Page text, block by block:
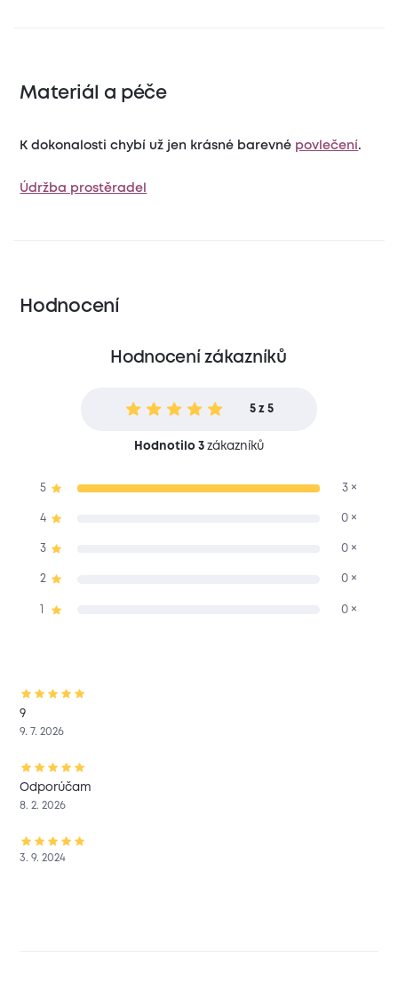
Materiál a péče
K dokonalosti chybí už jen krásné barevné povlečení .
Údržba prostěradel
Hodnocení
Hodnocení zákazníků
5 z 5
Hodnotilo 3zákazníků
5 3 ×
4 0 ×
3 0 ×
2 0 ×
0 ×
9
9. 7. 2026
Odporúčam
8. 2. 2026
3. 9. 2024